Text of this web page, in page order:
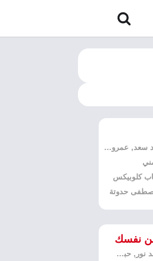
غناء : احمد سعد, عمرو سعد
كلوبيكس
حدوتة
نفسك
غناء : محمد نور, حبيبة